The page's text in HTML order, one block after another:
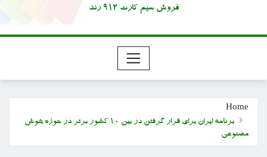
فروش سیم کارت 912 رند
Home
برنامه ایران برای قرار گرفتن در بین ۱۰ کشور برتر در حوزه هوش
مصنوعی